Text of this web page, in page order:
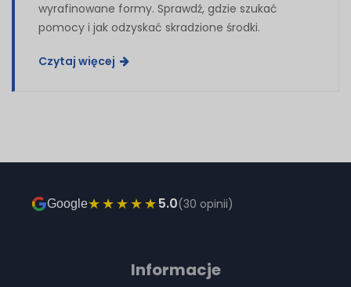
wyrafinowane formy. Sprawdź, gdzie szukać
pomocy i jak odzyskać skradzione środki.
Czytaj więcej
Google★★★★★5.0(30 opinii)
Informacje